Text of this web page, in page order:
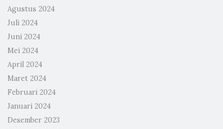
Agustus 2024
Juli 2024
Juni 2024
Mei 2024
April 2024
Maret 2024
Februari 2024
Januari 2024
Desember 2023